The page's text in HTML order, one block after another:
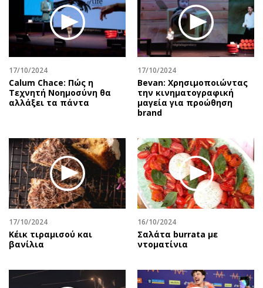
17/10/2024
Calum Chace: Πώς η
Τεχνητή Νοημοσύνη θα
αλλάξει τα πάντα
17/10/2024
Bevan: Χρησιμοποιώντας
την κινηματογραφική
μαγεία για προώθηση
brand
17/10/2024
Κέικ τιραμισού και
βανίλια
16/10/2024
Σαλάτα burrata με
ντοματίνια